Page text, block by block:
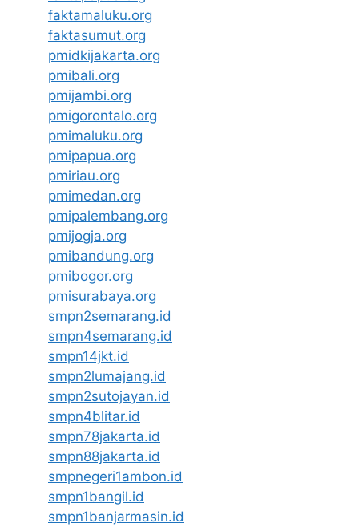
faktamaluku.org
faktasumut.org
pmidkijakarta.org
pmibali.org
pmijambi.org
pmigorontalo.org
pmimaluku.org
pmipapua.org
pmiriau.org
pmimedan.org
pmipalembang.org
pmijogja.org
pmibandung.org
pmibogor.org
pmisurabaya.org
smpn2semarang.id
smpn4semarang.id
smpn14jkt.id
smpn2lumajang.id
smpn2sutojayan.id
smpn4blitar.id
smpn78jakarta.id
smpn88jakarta.id
smpnegeri1ambon.id
smpn1bangil.id
smpn1banjarmasin.id